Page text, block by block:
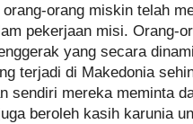
orang miskin telah
pekerjaan misi. Orang-
yang secara
terjadi di Makedonia
sendiri mereka meminta
beroleh kasih karunia